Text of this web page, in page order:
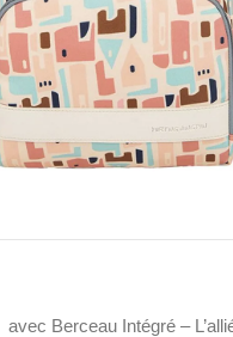
avec Berceau Intégré –